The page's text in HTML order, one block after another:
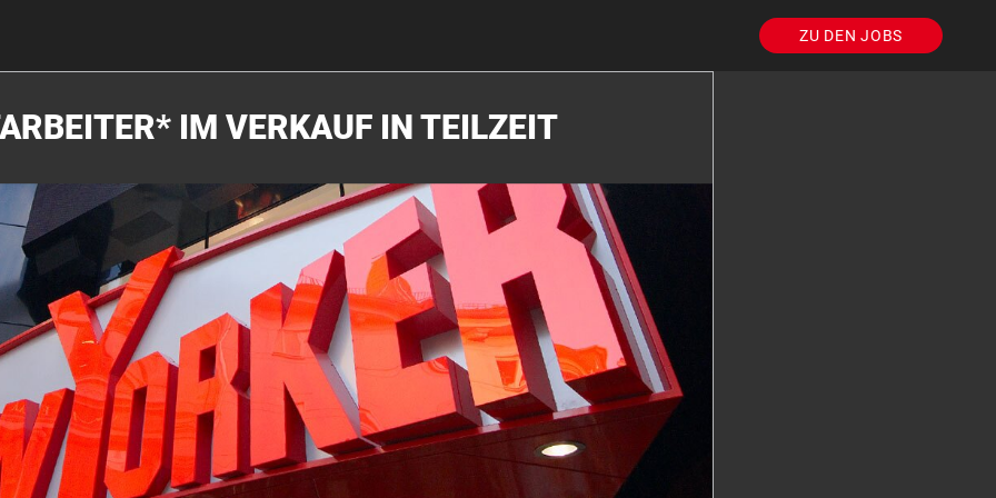
ZU DEN JOBS
IM VERKAUF IN TEILZEIT